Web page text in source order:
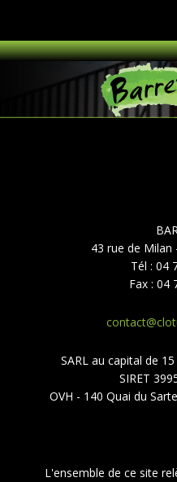
43 rue de Milan
Tél : 04
Fax : 04
SARL au capital de
SIRET
OVH - 140 Quai du
L'ensemble de ce site